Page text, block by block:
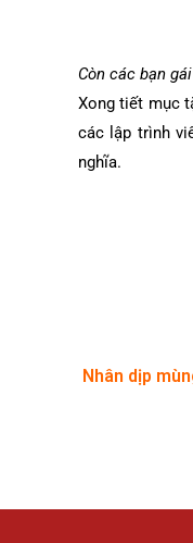
Còn các bạn
Xong tiết mục
các lập trình
nghĩa.
Nhân dịp